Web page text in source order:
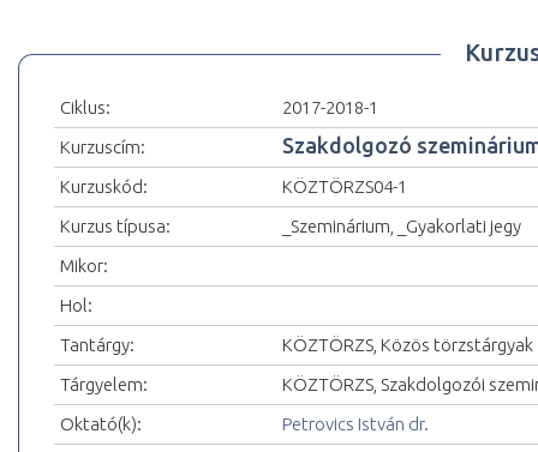
Ciklus:
2017-2018-1
Kurzuscím:
Szakdolgozó
Kurzuskód:
KÖZTÖRZS04-1
Kurzus típusa:
_Szeminárium, _Gyakorlati jegy
Mikor:
Hol:
Tantárgy:
KÖZTÖRZS, Közös törzstárgyak
Tárgyelem:
KÖZTÖRZS, Szakdolgozói
Oktató(k):
Petrovics István dr.